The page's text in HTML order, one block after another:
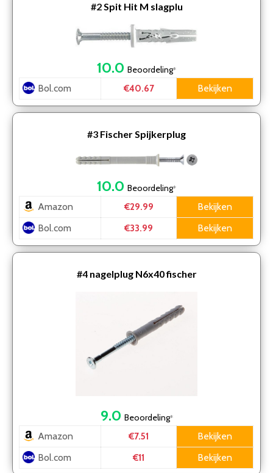
#2Spit Hit M slagplu
10.0 Beoordeling*
Bol.com €40.67 Bekijken
#3 Fischer Spijkerplug
10.0 Beoordeling*
Amazon €29.99
Bekijken
Bol.com
€33.99 Bekijken
#4 nagelplug N6x40 fischer
9.0 Beoordeling*
Amazon €7.51
Bekijken
Bol.com
€11 Bekijken